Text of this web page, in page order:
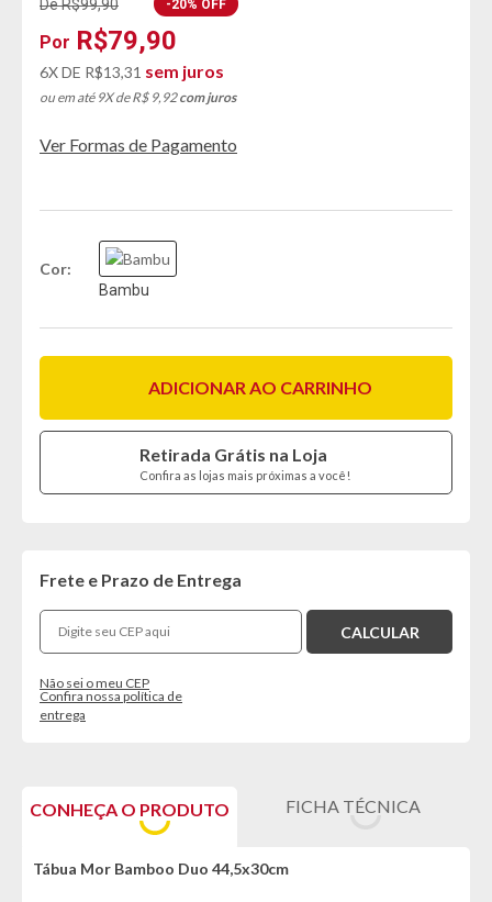
De R$99,90
R$79,90
-20% OFF
6X DE R$13,31 sem juros
ou em até 9X de R$ 9,92com juros
Ver Formas de Pagamento
Cor
Bambu
ADICIONAR AO CARRINHO
Retirada Grátis na Loja
Confira as lojas mais próximas a você!
Frete e Prazo de Entrega
Não sei o meu CEP
Confira nossa política de
entrega
CONHEÇA O PRODUTO FICHA TÉCNICA
Tábua Mor Bamboo Duo 44,5x30cm